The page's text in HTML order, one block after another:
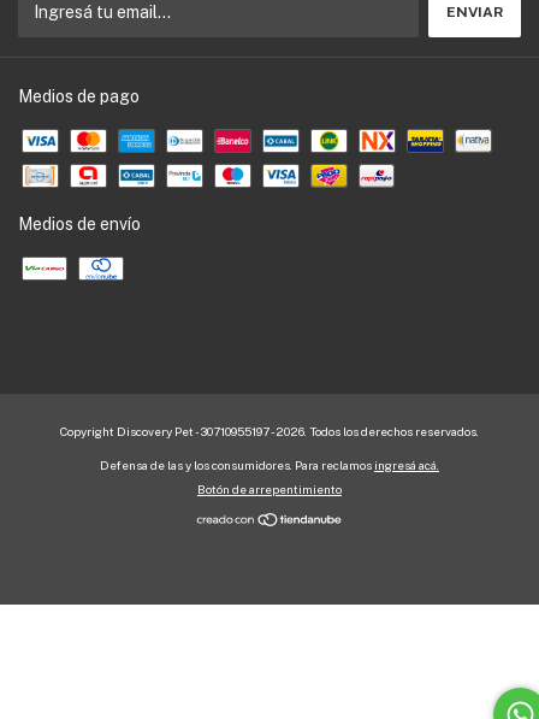
Medios de pago
Medios de envío
Copyright Discovery Pet - 30710955197 - 2026. Todos los derechos reservados.
Defensa de las y los consumidores. Para reclamos ingresá acá.
Botón de arrepentimiento